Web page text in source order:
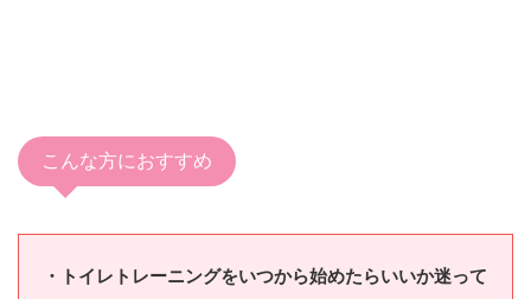
こんな方におすすめ
・トイレトレーニングをいつから始めたらいいか迷って